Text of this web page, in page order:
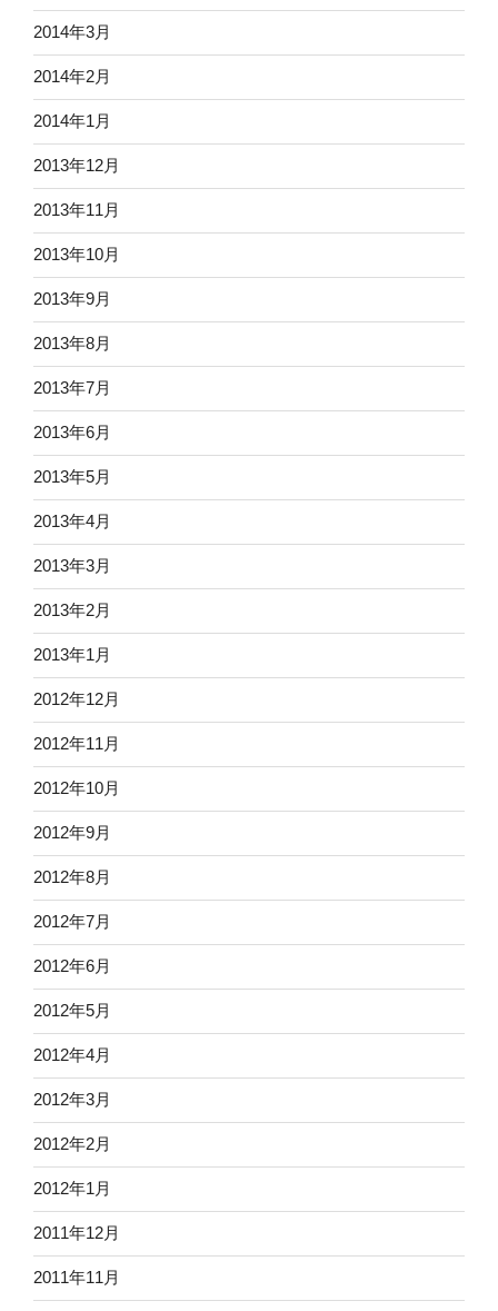
2014年3月
2014年2月
2014年1月
2013年12月
2013年11月
2013年10月
2013年9月
2013年8月
2013年7月
2013年6月
2013年5月
2013年4月
2013年3月
2013年2月
2013年1月
2012年12月
2012年11月
2012年10月
2012年9月
2012年8月
2012年7月
2012年6月
2012年5月
2012年4月
2012年3月
2012年2月
2012年1月
2011年12月
2011年11月